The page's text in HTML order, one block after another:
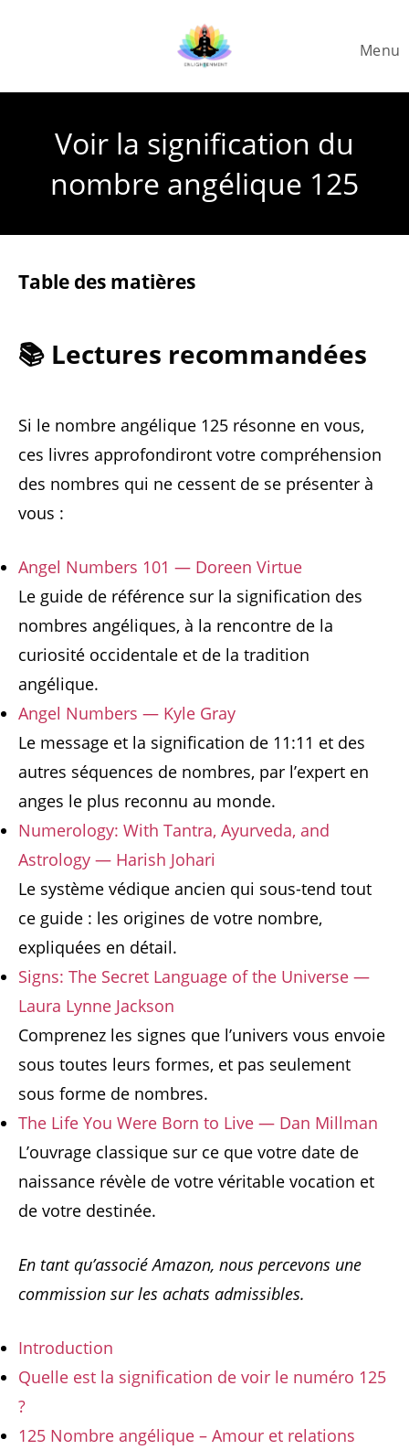
Menu
Voir la signification du
nombre angélique 125
Table des matières
📚 Lectures recommandées
Si le nombre angélique 125 résonne en vous,
ces livres approfondiront votre compréhension
des nombres qui ne cessent de se présenter à
vous :
Angel Numbers 101 — Doreen Virtue
Le guide de référence sur la signification des
nombres angéliques, à la rencontre de la
curiosité occidentale et de la tradition
angélique.
Angel Numbers — Kyle Gray
Le message et la signification de 11:11 et des
autres séquences de nombres, par l’expert en
anges le plus reconnu au monde.
Numerology: With Tantra, Ayurveda, and
Astrology — Harish Johari
Le système védique ancien qui sous-tend tout
ce guide : les origines de votre nombre,
expliquées en détail.
Signs: The Secret Language of the Universe —
Laura Lynne Jackson
Comprenez les signes que l’univers vous envoie
sous toutes leurs formes, et pas seulement
sous forme de nombres.
The Life You Were Born to Live — Dan Millman
L’ouvrage classique sur ce que votre date de
naissance révèle de votre véritable vocation et
de votre destinée.
En tant qu’associé Amazon, nous percevons une
commission sur les achats admissibles.
Introduction
Quelle est la signification de voir le numéro 125
?
125 Nombre angélique – Amour et relations